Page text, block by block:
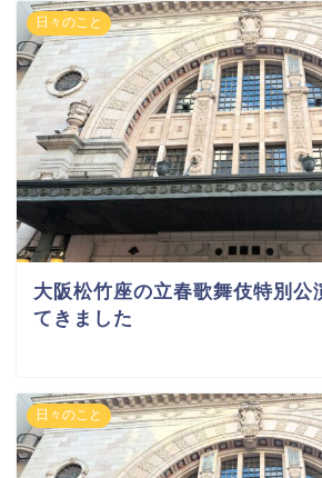
日々のこと
大阪松竹座の立春歌舞伎特別公
てきました
日々のこと